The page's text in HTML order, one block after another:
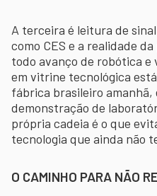
A terceira é leitura de
como CES e a realidade
todo avanço de robótica e
em vitrine tecnológica
fábrica brasileiro amanhã,
demonstração de
própria cadeia é o que
tecnologia que ainda não
O CAMINHO PARA NÃO